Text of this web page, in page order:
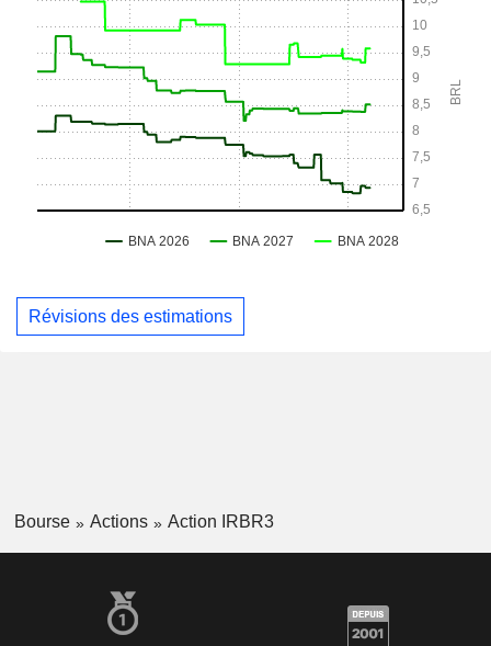
Révisions des estimations
Bourse Actions Action IRBR3